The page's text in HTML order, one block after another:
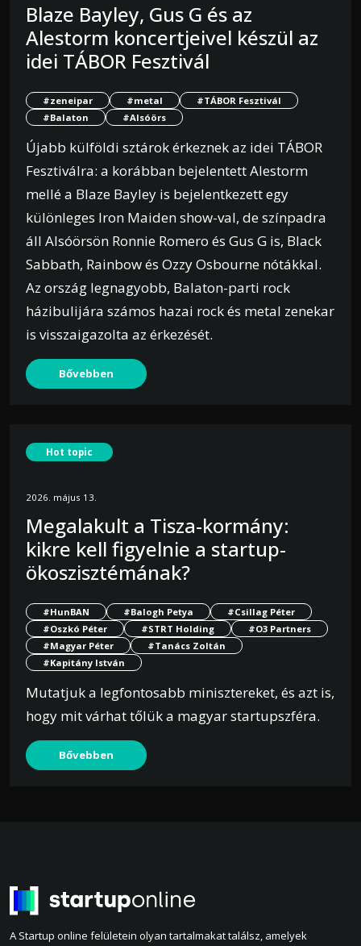
Blaze Bayley, Gus G és az
Alestorm koncertjeivel készül az
idei TÁBOR Fesztivál
#zeneipar #metal
#TÁBOR Fesztivál
#Balaton
#Alsóörs
Újabb külföldi sztárok érkeznek az idei TÁBOR
Fesztiválra: a korábban bejelentett Alestorm
mellé a Blaze Bayley is bejelentkezett egy
különleges Iron Maiden show-val, de színpadra
áll Alsóörsön Ronnie Romero és Gus G is, Black
Sabbath, Rainbow és Ozzy Osbourne nótákkal.
Az ország legnagyobb, Balaton-parti rock
házibulijára számos hazai rock és metal zenekar
is visszaigazolta az érkezését.
Bővebben
Hot topic
2026. május 13.
Megalakult a Tisza-kormány:
kikre kell figyelnie a startup-
ökoszisztémának?
#HunBAN #Balogh Petya
#Csillag Péter
#Oszkó Péter
#STRT Holding
#O3 Partners
#Magyar Péter
#Tanács Zoltán
#Kapitány István
Mutatjuk a legfontosabb minisztereket, és azt is,
hogy mit várhat tőlük a magyar startupszféra.
Bővebben
A Startup online felületein olyan tartalmakat találsz, amelyek